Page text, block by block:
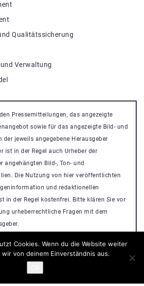
Qualitätssicherung
Verwaltung
Pressemitteilungen, das angezeigte
sowie für das angezeigte Bild- und
jeweils angegebene Herausgeber
ist in der Regel auch Urheber der
angehängten Bild-, Ton- und
Die Nutzung von hier veröffentlichten
und redaktionellen
in der Regel kostenfrei. Bitte klären Sie vor
urheberrechtliche Fragen mit dem
Nikosa WordPress Theme
Cookies. Wenn du die Website weiter
von deinem Einverständnis aus.